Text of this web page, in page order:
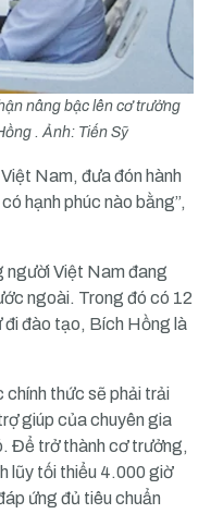
nâng bậc lên cơ trưởng
. Ảnh: Tiến Sỹ
Nam, đưa đón hành
hạnh phúc nào bằng”,
Việt Nam đang
ngoài. Trong đó có 12
đi đào tạo, Bích Hồng là
chính thức sẽ phải trải
giúp của chuyên gia
Để trở thành cơ trưởng,
lũy tối thiểu 4.000 giờ
ứng đủ tiêu chuẩn